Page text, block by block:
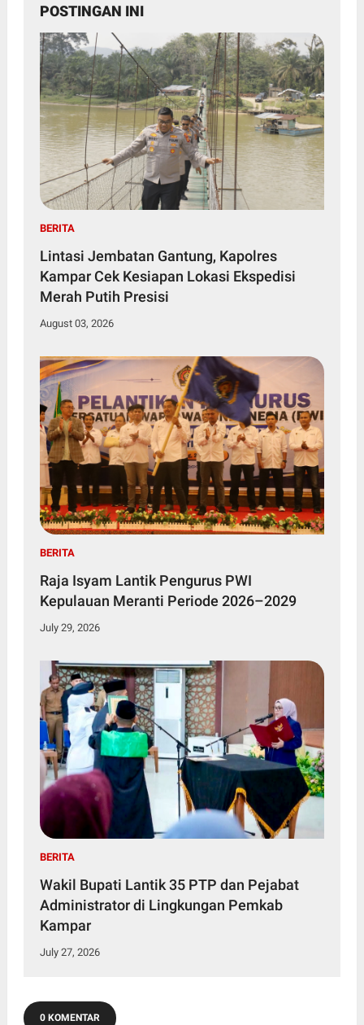
POSTINGAN INI
BERITA
Lintasi Jembatan Gantung, Kapolres
Kampar Cek Kesiapan Lokasi Ekspedisi
Merah Putih Presisi
August 03, 2026
BERITA
Raja Isyam Lantik Pengurus PWI
Kepulauan Meranti Periode 2026–2029
July 29, 2026
BERITA
Wakil Bupati Lantik 35 PTP dan Pejabat
Administrator di Lingkungan Pemkab
Kampar
July 27, 2026
0 KOMENTAR